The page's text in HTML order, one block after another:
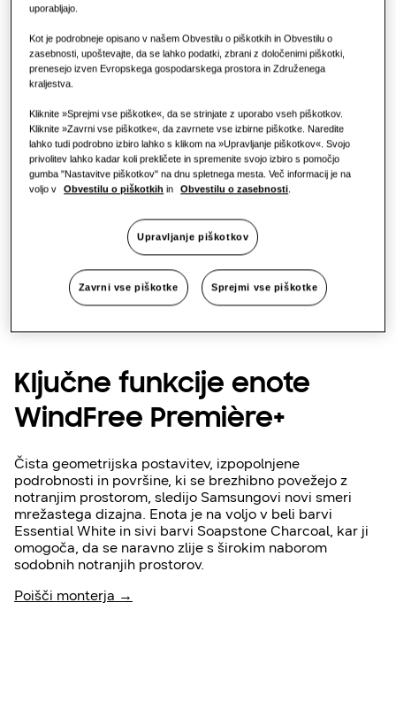
Poišči monterja
Ključne funkcije enote
WindFree Première+
Čista geometrijska postavitev, izpopolnjene
podrobnosti in površine, ki se brezhibno povežejo z
notranjim prostorom, sledijo Samsungovi novi smeri
mrežastega dizajna. Enota je na voljo v beli barvi
Essential White in sivi barvi Soapstone Charcoal, kar ji
omogoča, da se naravno zlije s širokim naborom
sodobnih notranjih prostorov.
Poišči monterja →
uporabljajo.
Kot je podrobneje opisano v našem Obvestilu o piškotkih in Obvestilu o
zasebnosti, upoštevajte, da se lahko podatki, zbrani z določenimi piškotki,
prenesejo izven Evropskega gospodarskega prostora in Združenega
kraljestva.
Kliknite »Sprejmi vse piškotke«, da se strinjate z uporabo vseh piškotkov.
Kliknite »Zavrni vse piškotke«, da zavrnete vse izbirne piškotke. Naredite
lahko tudi podrobno izbiro lahko s klikom na »Upravljanje piškotkov«. Svojo
privolitev lahko kadar koli prekličete in spremenite svojo izbiro s pomočjo
gumba "Nastavitve piškotkov" na dnu spletnega mesta. Več informacij je na
voljo v
Obvestilu o piškotkih in Obvestilu o zasebnosti
Upravljanje piškotkov
Zavrni vse piškotke Sprejmi vse piškotke